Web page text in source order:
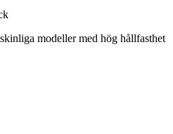
modeller med hög hållfasthet